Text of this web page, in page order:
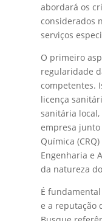
abordará os
considerados
serviços
O primeiro
regularidade
competentes.
licença
sanitária
empresa junto
Química
Engenharia e
da natureza
É
e a reputação